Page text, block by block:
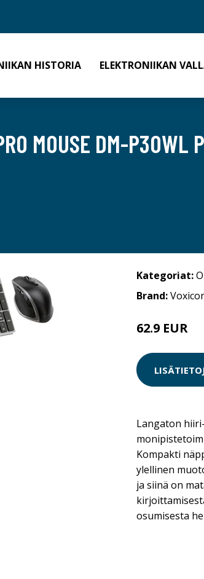
HISTORIA ELEKTRONIIKAN
MOUSE DM-P30WL
Kategoriat:
Brand:
62.9 EUR
Langaton
Kompakti
ylellinen
ja siinä on
osumisesta